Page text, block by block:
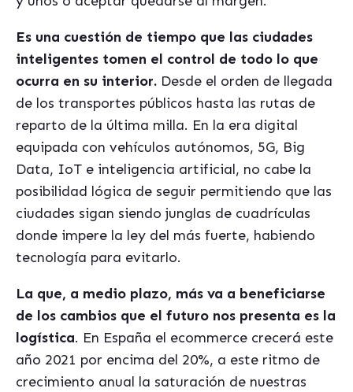
Es una cuestión de tiempo que las ciudades
inteligentes tomen el control de todo lo que
ocurra en su interior. Desde el orden de llegada
de los transportes públicos hasta las rutas de
reparto de la última milla. En la era digital
equipada con vehículos autónomos, 5G, Big
Data, IoT e inteligencia artificial, no cabe la
posibilidad lógica de seguir permitiendo que las
ciudades sigan siendo junglas de cuadrículas
donde impere la ley del más fuerte, habiendo
tecnología para evitarlo.
La que, a medio plazo, más va a beneficiarse
de los cambios que el futuro nos presenta es la
logística. En España el ecommerce crecerá este
año 2021 por encima del 20%, a este ritmo de
crecimiento anual la saturación de nuestras